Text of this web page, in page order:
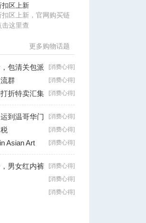
扣区上新
扣区上新，官网购买链
击这里查
更多购物话题
[消费心得]
包清关包派
[消费心得]
群
[消费心得]
折特卖汇集
[消费心得]
到温哥华门
[消费心得]
[消费心得]
Asian Art
[消费心得]
男女红内裤
[消费心得]
[消费心得]